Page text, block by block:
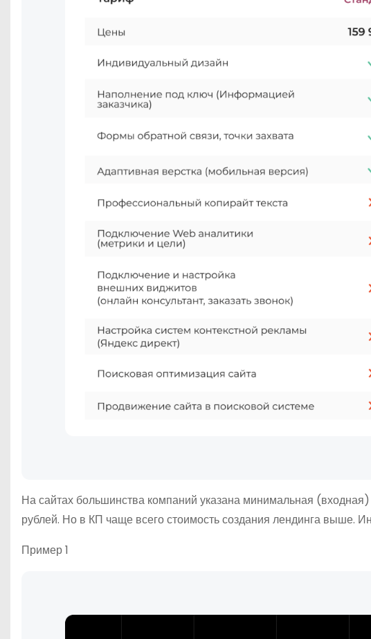
На сайтах большинства компаний указана минимальная
рублей. Но в КП чаще всего стоимость создания лендинга выше.
Пример 1